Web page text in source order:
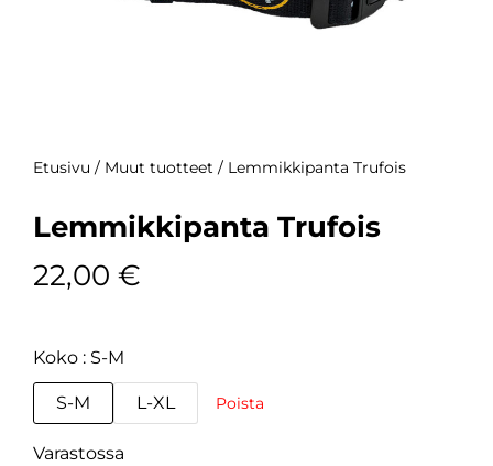
Etusivu / Muut tuotteet / Lemmikkipanta Trufois
Lemmikkipanta Trufois
22,00 €
Koko S-M
S-M L-XL Poista
Varastossa